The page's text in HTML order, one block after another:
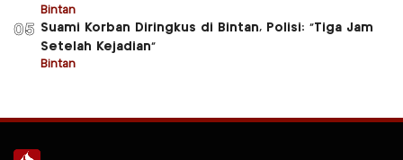
Bintan
05 Suami Korban Diringkus di Bintan, Polisi: “Tiga Jam
Setelah Kejadian”
Bintan